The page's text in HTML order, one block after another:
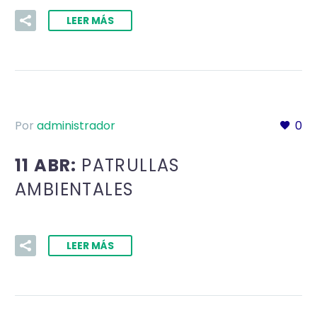
LEER MÁS
0
Por administrador
11 ABR: PATRULLAS
AMBIENTALES
LEER MÁS